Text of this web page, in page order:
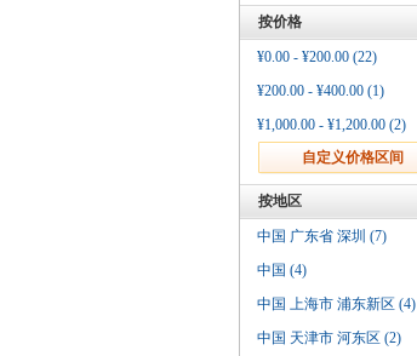
按价格
¥0.00 - ¥200.00 (22)
¥200.00 - ¥400.00 (1)
¥1,000.00 - ¥1,200.00 (2)
按地区
中国 广东省 深圳 (7)
中国 (4)
中国 上海市 浦东新区 (4)
中国 天津市 河东区 (2)